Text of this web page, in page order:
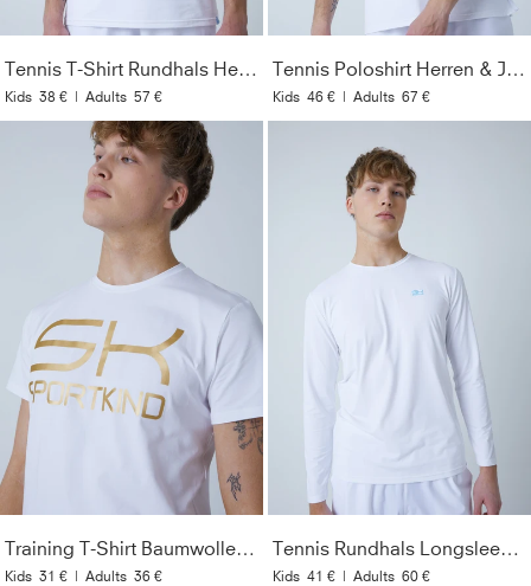
Tennis T-Shirt Rundhals Herren & Jungen, weiß
Kids 38 € | Adults 57 €
Tennis Poloshirt Herren & Jungen, weiß
Kids 46 € | Adults 67 €
Training T-Shirt Baumwolle Herren & Jungen, weiß
Kids 31 € | Adults 36 €
Tennis Rundhals Longsleeve Shirt, weiß
Kids 41 € | Adults 60 €